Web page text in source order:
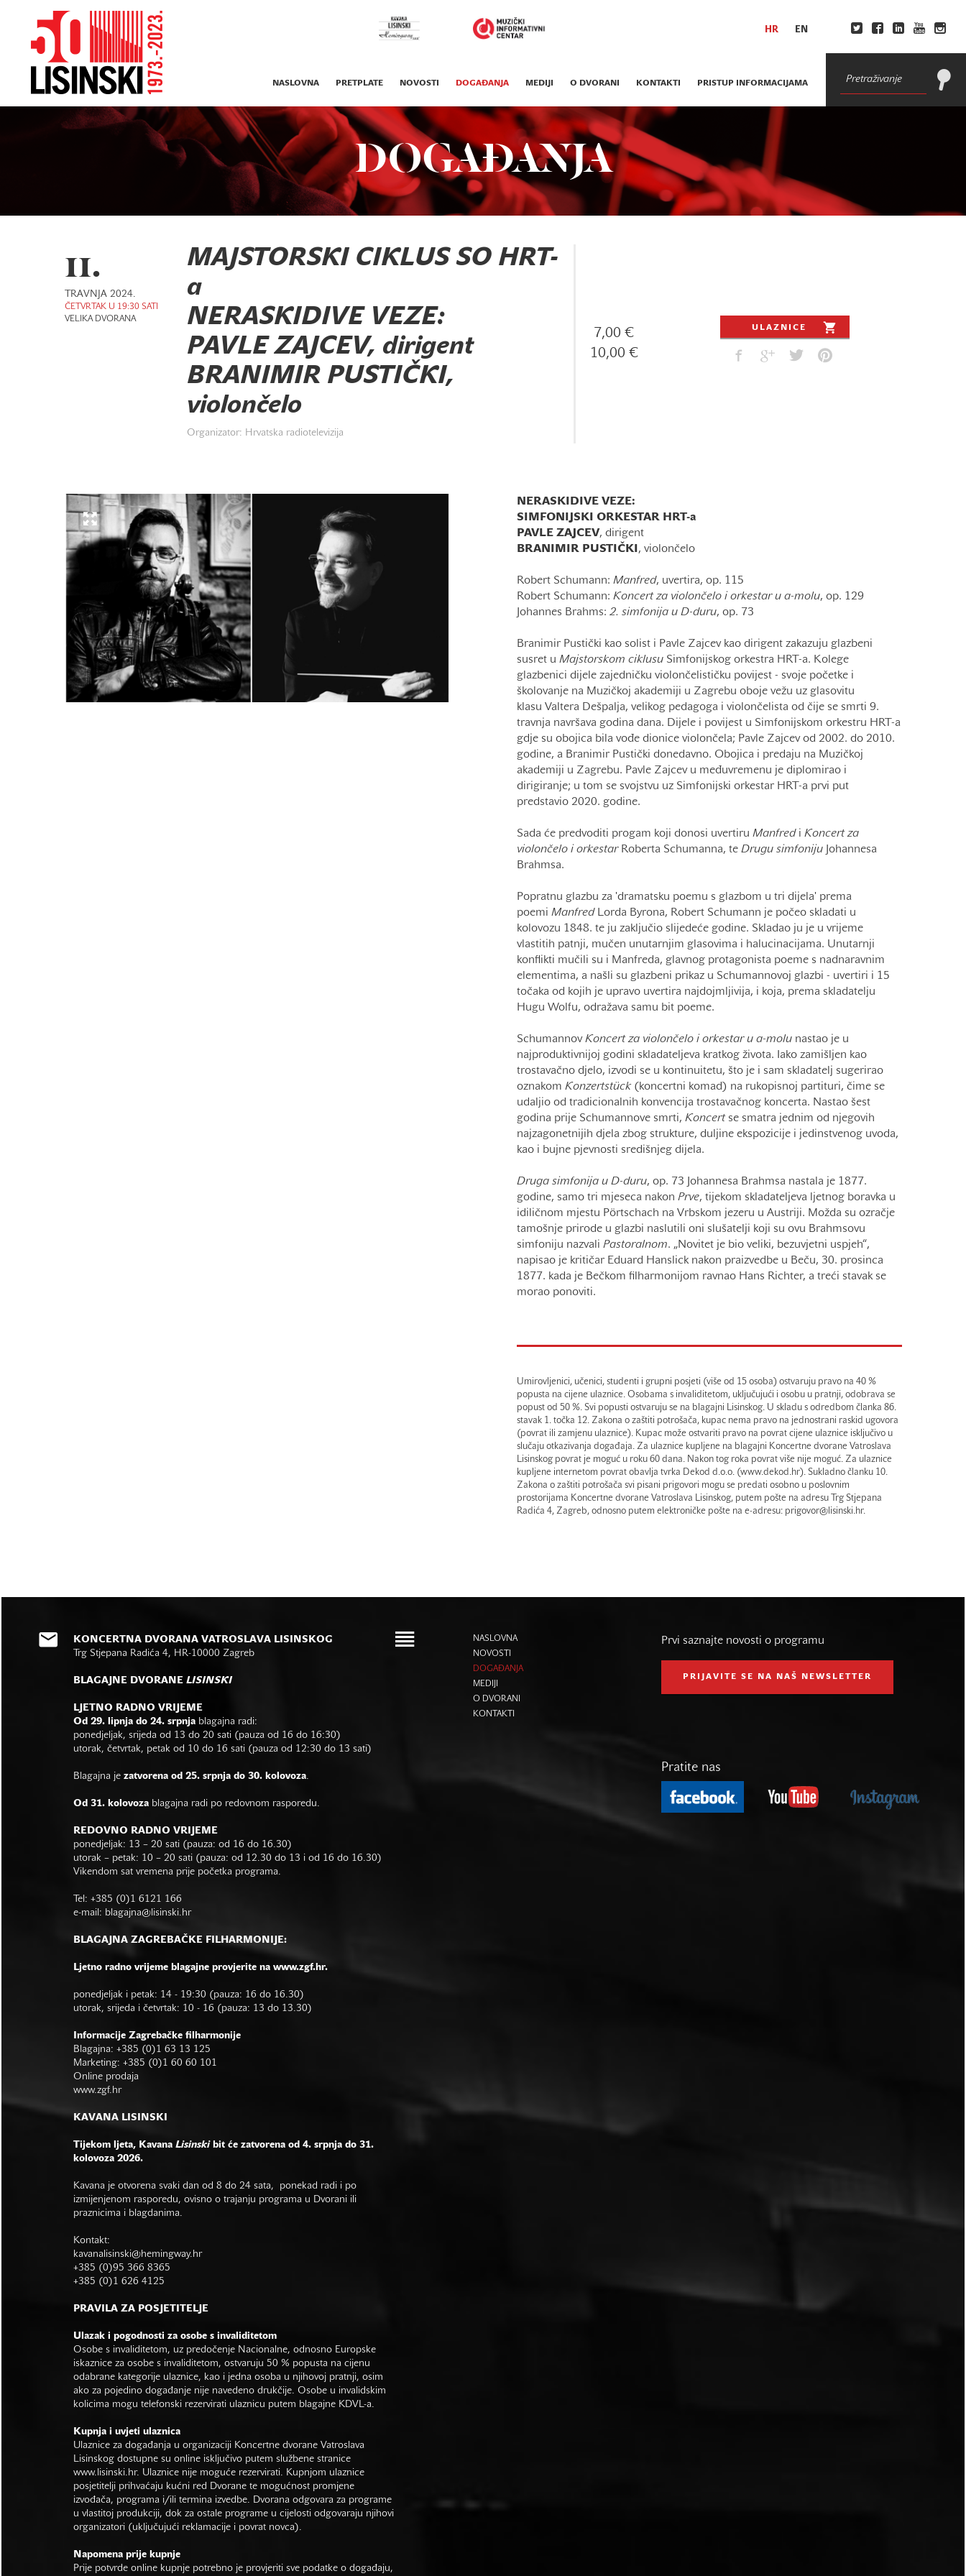
HR EN
NASLOVNA PRETPLATE NOVOSTI DOGAĐANJA MEDIJI O DVORANI KONTAKTI PRISTUP INFORMACIJAMA
DOGAĐANJA
11.
TRAVNJA 2024.
ČETVRTAK U 19:30 SATI
VELIKA DVORANA
MAJSTORSKI CIKLUS SO HRT-
a
NERASKIDIVE VEZE:
PAVLE ZAJCEV, dirigent
BRANIMIR PUSTIČKI,
violončelo
Organizator: Hrvatska radiotelevizija
7,00 €
10,00 €
ULAZNICE
NERASKIDIVE VEZE:
SIMFONIJSKI ORKESTAR HRT-a
PAVLE ZAJCEV, dirigent
BRANIMIR PUSTIČKI , violončelo
Robert Schumann: Manfred, uvertira, op. 115
Robert Schumann: Koncert za violončelo i orkestar u a-molu, op. 129
Johannes Brahms: 2. simfonija u D-duru, op. 73
Branimir Pustički kao solist i Pavle Zajcev kao dirigent zakazuju glazbeni
susret u Majstorskom ciklusuSimfonijskog orkestra HRT-a. Kolege
glazbenici dijele zajedničku violončelističku povijest - svoje početke i
školovanje na Muzičkoj akademiji u Zagrebu oboje vežu uz glasovitu
klasu Valtera Dešpalja, velikog pedagoga i violončelista od čije se smrti 9.
travnja navršava godina dana. Dijele i povijest u Simfonijskom orkestru HRT-a
gdje su obojica bila vođe dionice violončela; Pavle Zajcev od 2002. do 2010.
godine, a Branimir Pustički donedavno. Obojica i predaju na Muzičkoj
akademiji u Zagrebu. Pavle Zajcev u međuvremenu je diplomirao i
dirigiranje; u tom se svojstvu uz Simfonijski orkestar HRT-a prvi put
predstavio 2020. godine.
Sada će predvoditi progam koji donosi uvertiru Manfredi Koncert za
violončelo i orkestarRoberta Schumanna, te Drugu simfonijuJohannesa
Brahmsa.
Popratnu glazbu za 'dramatsku poemu s glazbom u tri dijela' prema
poemi Manfred Lorda Byrona, Robert Schumann je počeo skladati u
kolovozu 1848. te ju zaključio slijedeće godine. Skladao ju je u vrijeme
vlastitih patnji, mučen unutarnjim glasovima i halucinacijama. Unutarnji
konflikti mučili su i Manfreda, glavnog protagonista poeme s nadnaravnim
elementima, a našli su glazbeni prikaz u Schumannovoj glazbi - uvertiri i 15
točaka od kojih je upravo uvertira najdojmljivija, i koja, prema skladatelju
Hugu Wolfu, odražava samu bit poeme.
Schumannov Koncert za violončelo i orkestar u a-molunastao je u
najproduktivnijoj godini skladateljeva kratkog života. Iako zamišljen kao
trostavačno djelo, izvodi se u kontinuitetu, što je i sam skladatelj sugerirao
oznakom Konzertstück(koncertni komad) na rukopisnoj partituri, čime se
udaljio od tradicionalnih konvencija trostavačnog koncerta. Nastao šest
godina prije Schumannove smrti, Koncertse smatra jednim od njegovih
najzagonetnijih djela zbog strukture, duljine ekspozicije i jedinstvenog uvoda,
kao i bujne pjevnosti središnjeg dijela.
Druga simfonija u D-duru, op. 73 Johannesa Brahmsa nastala je 1877.
godine, samo tri mjeseca nakon Prve, tijekom skladateljeva ljetnog boravka u
idiličnom mjestu Pörtschach na Vrbskom jezeru u Austriji. Možda su ozračje
tamošnje prirode u glazbi naslutili oni slušatelji koji su ovu Brahmsovu
simfoniju nazvali Pastoralnom. „Novitet je bio veliki, bezuvjetni uspjeh“,
napisao je kritičar Eduard Hanslick nakon praizvedbe u Beču, 30. prosinca
1877. kada je Bečkom filharmonijom ravnao Hans Richter, a treći stavak se
morao ponoviti.
Umirovljenici, učenici, studenti i grupni posjeti (više od 15 osoba) ostvaruju pravo na 40 %
popusta na cijene ulaznice. Osobama s invaliditetom, uključujući i osobu u pratnji, odobrava se
popust od 50 %. Svi popusti ostvaruju se na blagajni Lisinskog. U skladu s odredbom članka 86.
stavak 1. točka 12. Zakona o zaštiti potrošača, kupac nema pravo na jednostrani raskid ugovora
(povrat ili zamjenu ulaznice). Kupac može ostvariti pravo na povrat cijene ulaznice isključivo u
slučaju otkazivanja događaja. Za ulaznice kupljene na blagajni Koncertne dvorane Vatroslava
Lisinskog povrat je moguć u roku 60 dana. Nakon tog roka povrat više nije moguć. Za ulaznice
kupljene internetom povrat obavlja tvrka Dekod d.o.o. (www.dekod.hr). Sukladno članku 10.
Zakona o zaštiti potrošača svi pisani prigovori mogu se predati osobno u poslovnim
prostorijama Koncertne dvorane Vatroslava Lisinskog, putem pošte na adresu Trg Stjepana
Radića 4, Zagreb, odnosno putem elektroničke pošte na e-adresu: prigovor@lisinski.hr.
KONCERTNA DVORANA VATROSLAVA LISINSKOG
Trg Stjepana Radića 4, HR-10000 Zagreb
BLAGAJNE DVORANE LISINSKI
LJETNO RADNO VRIJEME
Od 29. lipnja do 24. srpnja blagajna radi:
ponedjeljak, srijeda od 13 do 20 sati (pauza od 16 do 16:30)
utorak, četvrtak, petak od 10 do 16 sati (pauza od 12:30 do 13 sati)
Blagajna je zatvorena od 25. srpnja do 30. kolovoza.
Od 31. kolovoza blagajna radi po redovnom rasporedu.
REDOVNO RADNO VRIJEME
ponedjeljak: 13 – 20 sati (pauza: od 16 do 16.30)
utorak – petak: 10 – 20 sati (pauza: od 12.30 do 13 i od 16 do 16.30)
Vikendom sat vremena prije početka programa.
Tel: +385 (0)1 6121 166
e-mail: blagajna@lisinski.hr
BLAGAJNA ZAGREBAČKE FILHARMONIJE:
Ljetno radno vrijeme blagajne provjerite na www.zgf.hr.
ponedjeljak i petak: 14 - 19:30 (pauza: 16 do 16.30)
utorak, srijeda i četvrtak: 10 - 16 (pauza: 13 do 13.30)
Informacije Zagrebačke filharmonije
Blagajna: +385 (0)1 63 13 125
Marketing: +385 (0)1 60 60 101
Online prodaja
www.zgf.hr
KAVANA LISINSKI
Tijekom ljeta, Kavana Lisinskibit će zatvorena od 4. srpnja do 31.
kolovoza 2026.
Kavana je otvorena svaki dan od 8 do 24 sata, ponekad radi i po
izmijenjenom rasporedu, ovisno o trajanju programa u Dvorani ili
praznicima i blagdanima.
Kontakt:
kavanalisinski@hemingway.hr
+385 (0)95 366 8365
+385 (0)1 626 4125
PRAVILA ZA POSJETITELJE
Ulazak i pogodnosti za osobe s invaliditetom
Osobe s invaliditetom, uz predočenje Nacionalne, odnosno Europske
iskaznice za osobe s invaliditetom, ostvaruju 50 % popusta na cijenu
odabrane kategorije ulaznice, kao i jedna osoba u njihovoj pratnji, osim
ako za pojedino događanje nije navedeno drukčije. Osobe u invalidskim
kolicima mogu telefonski rezervirati ulaznicu putem blagajne KDVL-a.
Kupnja i uvjeti ulaznica
Ulaznice za događanja u organizaciji Koncertne dvorane Vatroslava
Lisinskog dostupne su online isključivo putem službene stranice
www.lisinski.hr. Ulaznice nije moguće rezervirati. Kupnjom ulaznice
posjetitelji prihvaćaju kućni red Dvorane te mogućnost promjene
izvođača, programa i/ili termina izvedbe. Dvorana odgovara za programe
u vlastitoj produkciji, dok za ostale programe u cijelosti odgovaraju njihovi
organizatori (uključujući reklamacije i povrat novca).
Napomena prije kupnje
Prije potvrde online kupnje potrebno je provjeriti sve podatke o događaju,
NASLOVNA
NOVOSTI
DOGAĐANJA
MEDIJI
O DVORANI
KONTAKTI
Prvi saznajte novosti o programu
PRIJAVITE SE NA NAŠ NEWSLETTER
Pratite nas